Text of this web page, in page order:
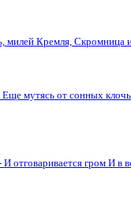
милей Кремля, Скромница
мутясь от сонных
отговаривается гром И в